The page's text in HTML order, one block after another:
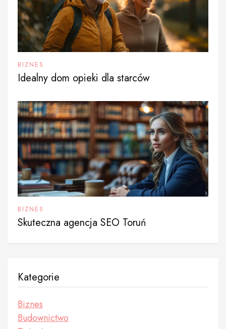
BIZNES
Idealny dom opieki dla starców
BIZNES
Skuteczna agencja SEO Toruń
Kategorie
Biznes
Budownictwo